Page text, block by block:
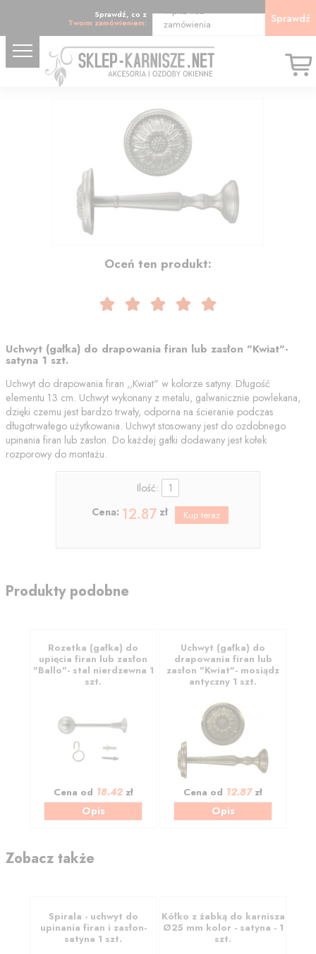
Sprawdź, co z
Twoim zamówieniem:
Wpisz kod
zamówienia
Sprawdź
Oceń ten produkt:
Uchwyt (gałka) do drapowania firan lub zasłon "Kwiat"-
satyna 1 szt.
Uchwyt do drapowania firan ,,Kwiat" w kolorze satyny. Długość
elementu 13 cm. Uchwyt wykonany z metalu, galwanicznie powlekana,
dzięki czemu jest bardzo trwały, odporna na ścieranie podczas
długotrwałego użytkowania. Uchwyt stosowany jest do ozdobnego
upinania firan lub zasłon. Do każdej gałki dodawany jest kołek
rozporowy do montażu.
Ilość:
Cena: 12.87 zł
Produkty podobne
Rozetka (gałka) do
upięcia firan lub zasłon
"Ballo"- stal nierdzewna 1
szt.
Cena od 18.42zł
Opis
Uchwyt (gałka) do
drapowania firan lub
zasłon "Kwiat"- mosiądz
antyczny 1 szt.
Cena od 12.87zł
Opis
Zobacz także
Spirala - uchwyt do
upinania firan i zasłon-
satyna 1 szt.
Kółko z żabką do karnisza
Ø25 mm kolor - satyna - 1
szt.